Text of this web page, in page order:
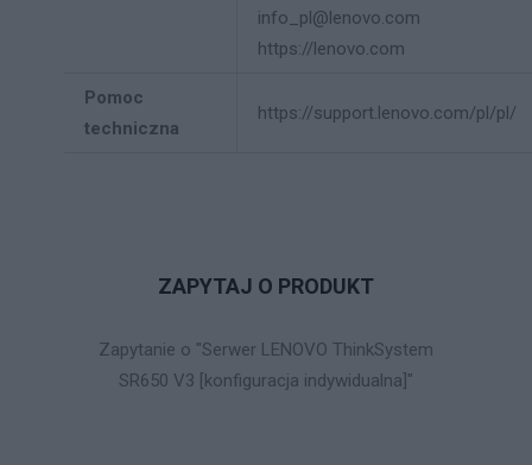
info_pl@lenovo.com
https://lenovo.com
Pomoc
techniczna
https://support.lenovo.com/pl/pl/
ZAPYTAJ O PRODUKT
Zapytanie o "Serwer LENOVO ThinkSystem
SR650 V3 [konfiguracja indywidualna]"